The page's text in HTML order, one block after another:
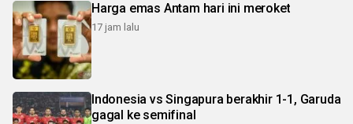
Harga emas Antam hari ini meroket
17 jam lalu
Indonesia vs Singapura berakhir 1-1, Garuda
gagal ke semifinal